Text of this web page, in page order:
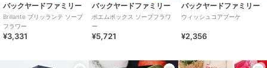
バックヤードファミリー
Brillante ブリッランテ ソープ
フラワー
¥3,331
バックヤードファミリー
ポエムボックス ソープフラワ
ー
¥5,721
バックヤードファミリー
ウィッシュコアブーケ
¥2,356